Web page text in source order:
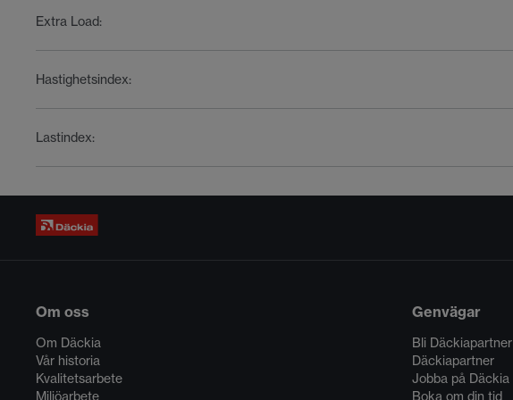
Extra Load:
Hastighetsindex:
Lastindex:
Om oss
Om Däckia
Vår historia
Kvalitetsarbete
Miljöarbete
Genvägar
Bli Däckiapartner
Däckiapartner
Jobba på Däckia
Boka om din tid